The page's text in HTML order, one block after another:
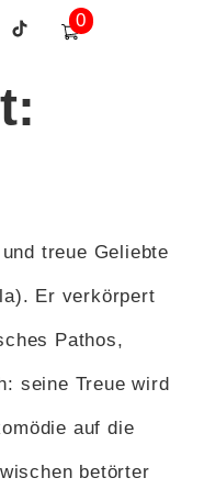
0
treue Geliebte
Er verkörpert
Pathos,
seine Treue wird
auf die
betörter